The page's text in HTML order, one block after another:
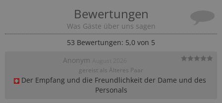
Bewertungen
Was Gäste über uns sagen
53 Bewertungen: 5,0 von 5
Anonym
gereist als Älteres Paar
Der Empfang und die Freundlichkeit der Dame und des
Personals